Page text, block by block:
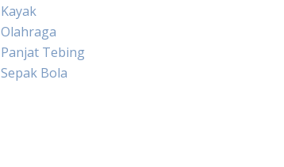
Kayak
Olahraga
Panjat Tebing
Sepak Bola